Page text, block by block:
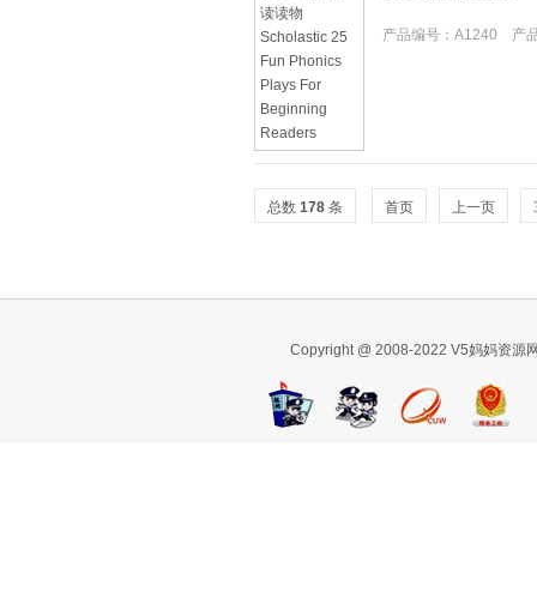
产品编号：A1240 产
总数 178 条 首页 上一页
Copyright @ 2008-2022 V5妈妈资源